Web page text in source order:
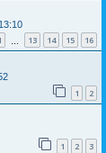
13 14 15 16
1 2
1 2 3